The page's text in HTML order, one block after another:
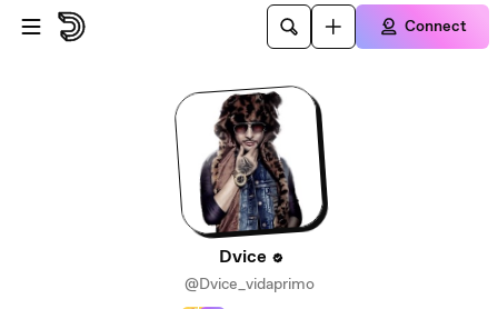
Skip to main content
Connect
Dvice
@Dvice_vidaprimo